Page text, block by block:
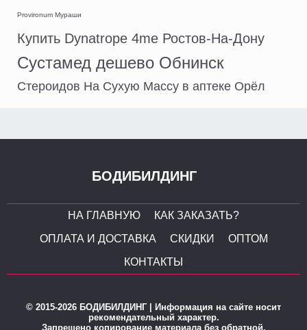
Provironum Мураши
Купить Dynatrope 4me Ростов-На-Дону
Сустамед дешево Обнинск
Стероидов На Сухую Массу в аптеке Орёл
БОДИБИЛДИНГ
НА ГЛАВНУЮ
КАК ЗАКАЗАТЬ?
ОПЛАТА И ДОСТАВКА
СКИДКИ
ОПТОМ
КОНТАКТЫ
© 2015-2026 БОДИБИЛДИНГ | Информация на сайте носит
рекомендательный характер.
Запрещено копирование материала без обратной,